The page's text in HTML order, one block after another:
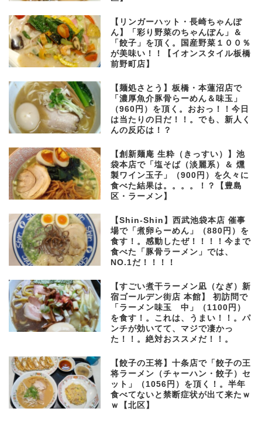
【リンガーハット・長崎ちゃんぽ
ん】「彩り野菜のちゃんぽん」＆
「餃子」を頂く。国産野菜１００％
が美味い！！【イオンスタイル板橋
前野町店】
【麺処さとう】板橋・本蓮沼店で
「濃厚魚介豚骨らーめん＆味玉」
（960円）を頂く。おおっ！！今日
は当たりの日だ！！。でも、新人く
んの反応は！？
【創新麺庵 生粋（きっすい）】池
袋本店で「塩そば（淡麗系）＆ 燻
製ワイン玉子」（900円）を久々に
食べた結果は。。。。！？【豊島
区・ラーメン】
【Shin-Shin】西武池袋本店 催事
場で「煮卵らーめん」（880円）を
食す！。感動したぜ！！！！今まで
食べた「豚骨ラーメン」では、
NO.1だ！！！！
【すごい煮干ラーメン凪（なぎ）新
宿ゴールデン街店 本館】 初訪問で
「ラーメン味玉 中」（1100円）
を食す！。これは、うまい！！。パ
ンチが効いてて、マジで凄かっ
た！！。絶対おススメだ！！。
【餃子の王将】十条店で「餃子の王
将ラーメン（チャーハン・餃子）セ
ット」（1056円）を頂く！。半年
食べてないと禁断症状が出て来たｗ
ｗ【北区】